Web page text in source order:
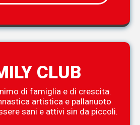
CLUB
di famiglia e di crescita.
artistica e pallanuoto
sani e attivi sin da piccoli.